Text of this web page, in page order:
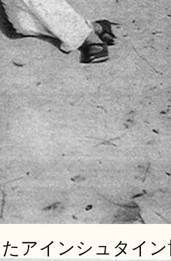
アインシュタイン